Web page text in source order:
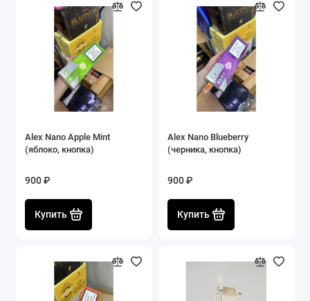
Alex Nano Apple Mint
(яблоко, кнопка)
900 ₽
Купить
Alex Nano Blueberry
(черника, кнопка)
900 ₽
Купить